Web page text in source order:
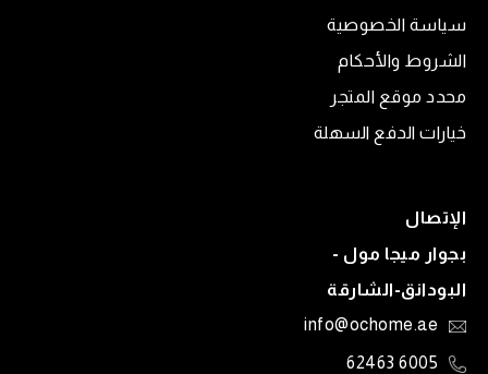
سياسة الخصوصية
الشروط والأحكام
محدد موقع المتجر
خيارات الدفع السهلة
الإتصال
بجوار ميجا مول -
البودانق-الشارقة
info@ochome.ae
6005 62463